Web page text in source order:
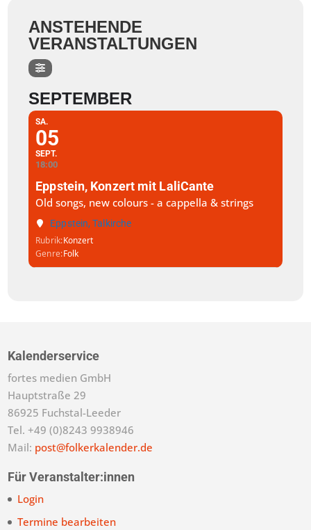
ANSTEHENDE
VERANSTALTUNGEN
SEPTEMBER
SA.
05
SEPT.
18:00
Eppstein, Konzert mit LaliCante
Old songs, new colours - a cappella & strings
Eppstein, Talkirche
Rubrik Konzert
Genre Folk
Kalenderservice
fortes medien GmbH
Hauptstraße 29
86925 Fuchstal-Leeder
Tel. +49 (0)8243 9938946
Mail: post@folkerkalender.de
Für Veranstalter:innen
Login
Termine bearbeiten